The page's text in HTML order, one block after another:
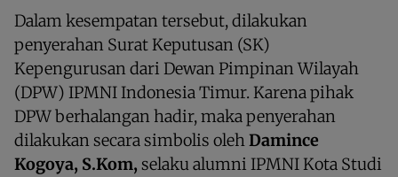
Dalam kesempatan tersebut, dilakukan
penyerahan Surat Keputusan (SK)
Kepengurusan dari Dewan Pimpinan Wilayah
(DPW) IPMNI Indonesia Timur. Karena pihak
DPW berhalangan hadir, maka penyerahan
dilakukan secara simbolis olehDamince
Kogoya, S.Kom, selaku alumni IPMNI Kota Studi